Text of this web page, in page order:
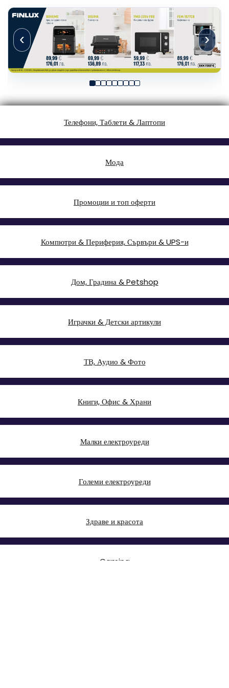
‹ ›
Телефони, Таблети & Лаптопи
Мода
Промоции и топ оферти
Компютри & Периферия, Сървъри & UPS-и
Дом, Градина & Petshop
Играчки & Детски артикули
ТВ, Аудио & Фото
Книги, Офис & Храни
Малки електроуреди
Големи електроуреди
Здраве и красота
Gaming